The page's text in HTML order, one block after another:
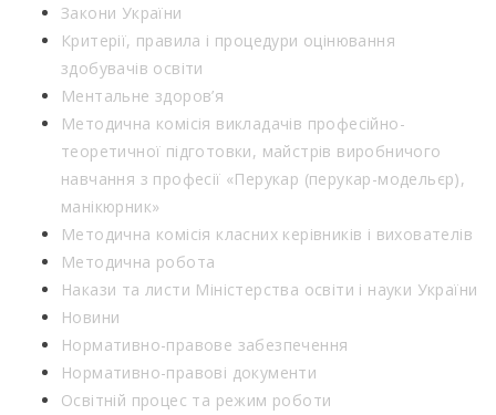
Закони України
Критерії, правила і процедури оцінювання
здобувачів освіти
Ментальне здоров’я
Методична комісія викладачів професійно-
теоретичної підготовки, майстрів виробничого
навчання з професії «Перукар (перукар-модельєр),
манікюрник»
Методична комісія класних керівників і вихователів
Методична робота
Накази та листи Міністерства освіти і науки України
Новини
Нормативно-правове забезпечення
Нормативно-правові документи
Освітній процес та режим роботи